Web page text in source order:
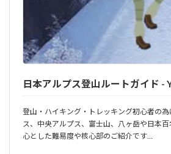
日本アルプス登山ルートガイド -
登山・ハイキング・トレッキング初心者の
ス、中央アルプス、富士山、八ヶ岳や日本
心とした難易度や核心部のご紹介です…